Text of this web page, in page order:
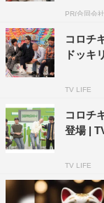
峠も反応しなくな
ナダルは小峠のギ
してしまう。
ほかに、元光
太田博久とおた
PR(合同会
コロチ
ドッキ
TV LIFE
コロチ
登場 |
TV LIFE